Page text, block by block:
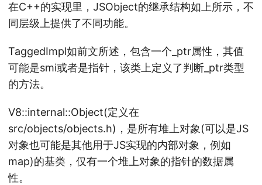
在C++的实现里，JSObject的继承结构如上所示，不
同层级上提供了不同功能。
TaggedImpl如前文所述，包含一个_ptr属性，其值
可能是smi或者是指针，该类上定义了判断_ptr类型
的方法。
V8::internal::Object(定义在
src/objects/objects.h)，是所有堆上对象(可以是JS
对象也可能是其他用于JS实现的内部对象，例如
map)的基类，仅有一个堆上对象的指针的数据属
性。